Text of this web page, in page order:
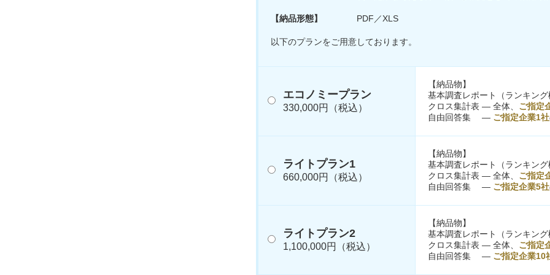
【納品形態】 PDF／XLS
以下のプランをご用意しております。
エコノミープラン
330,000円（税込）
【納品物】
基本調査レポート（ランキン
クロス集計表 ― 全体、 ご指定
自由回答集 ― ご指定企業1社
ライトプラン1
660,000円（税込）
【納品物】
基本調査レポート（ランキン
クロス集計表 ― 全体、 ご指定
自由回答集 ― ご指定企業5社
ライトプラン2
1,100,000円（税込）
【納品物】
基本調査レポート（ランキン
クロス集計表 ― 全体、 ご指定
自由回答集 ― ご指定企業10